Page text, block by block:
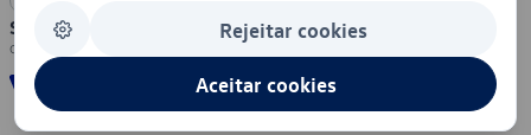
Segurança Rejeitar cookies
Aceitar cookies